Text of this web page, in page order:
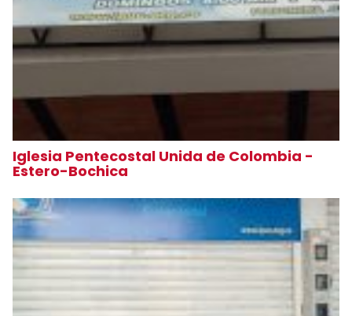
Iglesia Pentecostal Unida de Colombia -
Estero-Bochica